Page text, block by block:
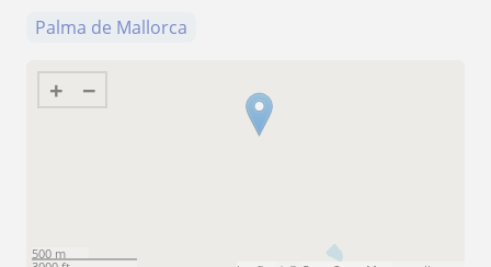
Palma de Mallorca
+ −
500 m